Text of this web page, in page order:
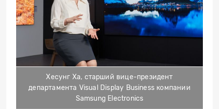
Хесунг Ха, старший вице-президент
департамента Visual Display Business компании
Samsung Electronics